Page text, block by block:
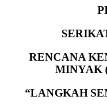
RENCANA
MINYAK
“LANGKAH